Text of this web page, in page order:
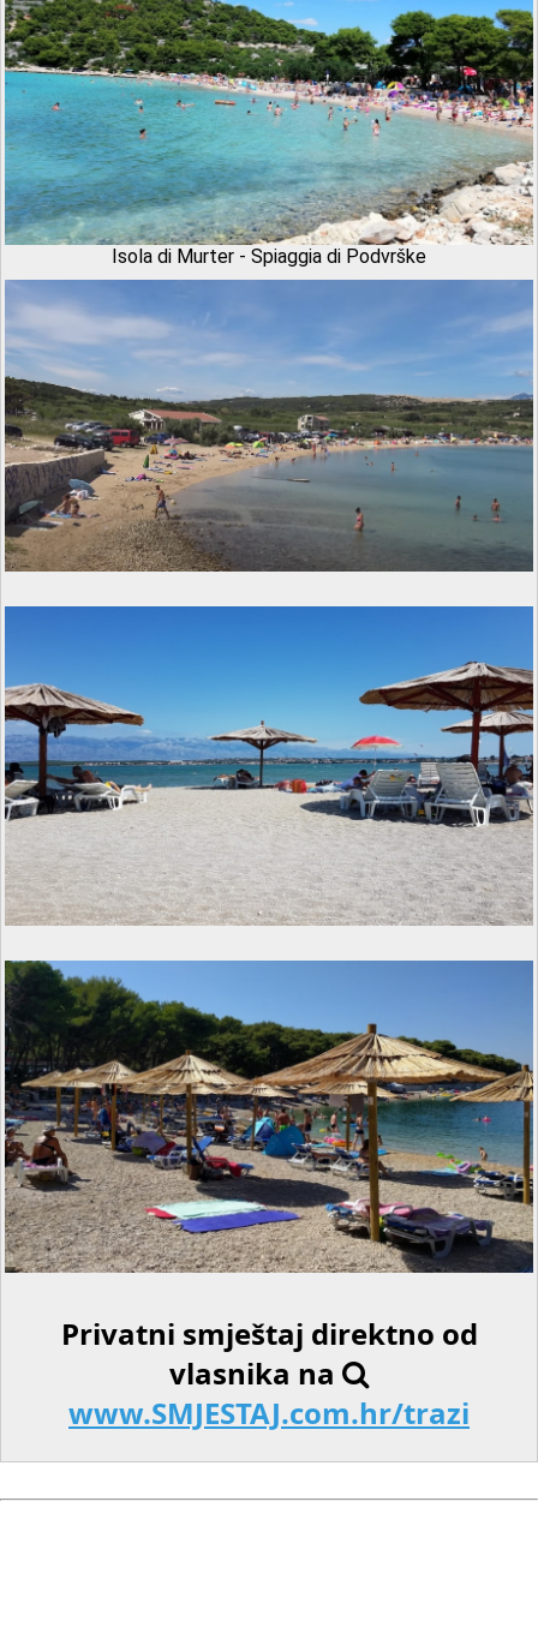
Isola di Murter - Spiaggia di Podvrške
Privatni smještaj direktno od
vlasnika na
www.SMJESTAJ.com.hr/trazi